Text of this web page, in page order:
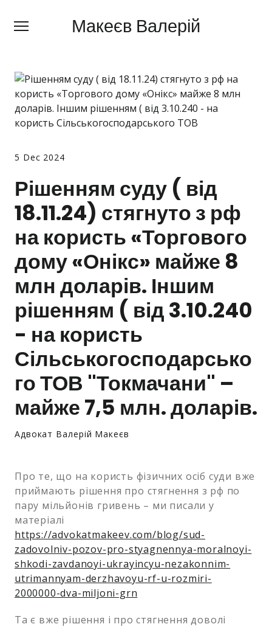
Макеєв Валерій
Макеєв Валерій
Про мене
Сфери діяльності
Правила
Ціни
Блог
Контакти
Про мобілізацію
Новини
Залишити заявку
5 Dec 2024
Рішенням суду ( від
18.11.24) стягнуто з рф
на користь «Торгового
дому «Онікс» майже 8
млн доларів. Іншим
рішенням ( від 3.10.240
- на користь
Сільськогосподарсько
го ТОВ "Токмачани" –
майже 7,5 млн. доларів.
Адвокат Валерій Макеєв
Про те, що на користь фізичних осіб суди вже
приймають рішення про стягнення з рф по
пару мільйонів гривень – ми писали у
матеріалі
https://advokatmakeev.com/blog/sud-
zadovolniv-pozov-pro-styagnennya-moralnoyi-
shkodi-zavdanoyi-ukrayincyu-nezakonnim-
utrimannyam-derzhavoyu-rf-u-rozmiri-
2000000-dva-miljoni-grn
Та є вже рішення і про стягнення доволі